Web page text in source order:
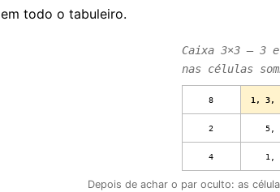
em todo o tabuleiro.
Caixa 3×3 — 3
nas células
8 1, 3,
2 5,
4 1,
Depois de achar o par oculto: as